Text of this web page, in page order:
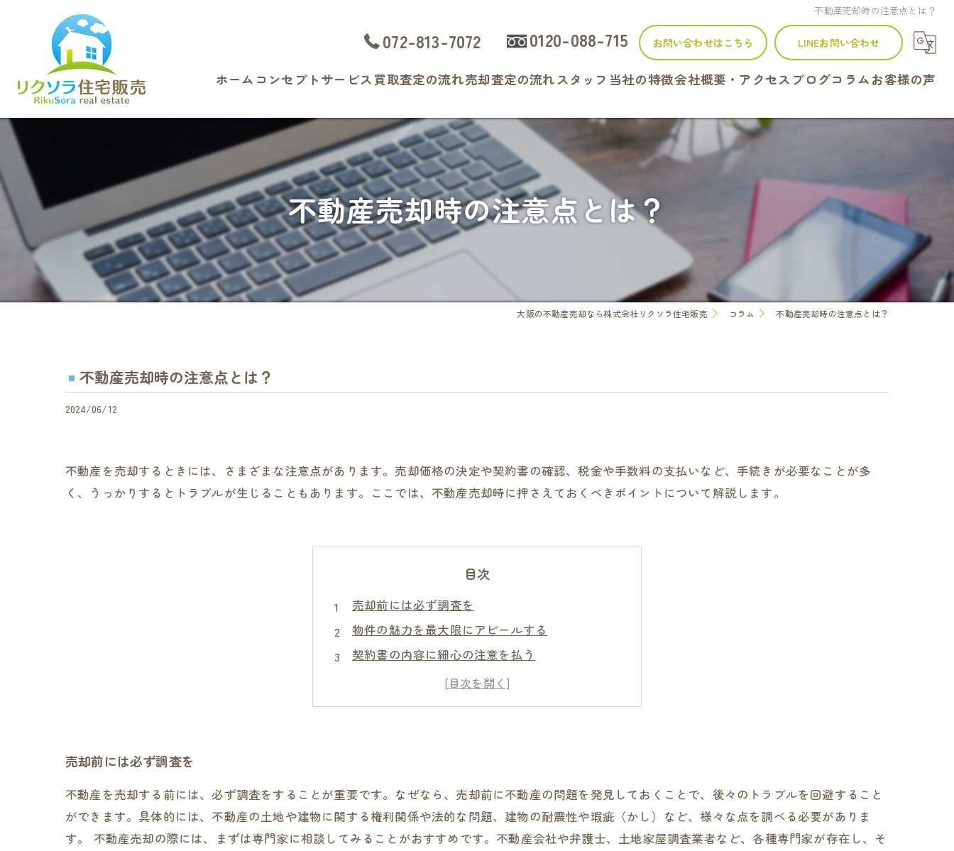
不動産売却時の注意点とは？
072-813-7072 0120-088-715 お問い合わせはこちら LINEお問い合わせ
ホーム コンセプト サービス
よくある質問
買取査定の流れ売却査定の流れスタッフ 当社の特徴
戸建て
マンション
土地
査定
会社概要・アクセス ブログコラム お客様の声
不動産売却時の注意点とは？
大阪の不動産売却なら株式会社リクソラ住宅販売 コラム 不動産売却時の注意点とは？
不動産売却時の注意点とは？
2024/06/12
不動産を売却するときには、さまざまな注意点があります。売却価格の決定や契約書の確認、税金や手数料の支払いなど、手続きが必要なことが多
く、うっかりするとトラブルが生じることもあります。ここでは、不動産売却時に押さえておくべきポイントについて解説します。
目次
売却前には必ず調査を
物件の魅力を最大限にアピールする
契約書の内容に細心の注意を払う
税金や手数料など費用について正確に把握する
不動産業者の選定にも注意が必要
売却前には必ず調査を
不動産を売却する前には、必ず調査をすることが重要です。なぜなら、売却前に不動産の問題を発見しておくことで、後々のトラブルを回避すること
ができます。具体的には、不動産の土地や建物に関する権利関係や法的な問題、建物の耐震性や瑕疵（かし）など、様々な点を調べる必要がありま
す。 不動産売却の際には、まずは専門家に相談してみることがおすすめです。不動産会社や弁護士、土地家屋調査業者など、各種専門家が存在し、そ